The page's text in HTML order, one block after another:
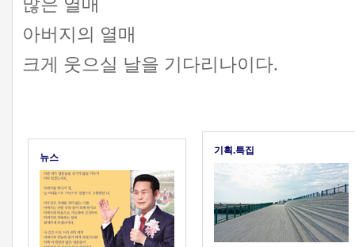
많은 열매
아버지의 열매
크게 웃으실 날을 기다리나이다.
뉴스
기획.특집